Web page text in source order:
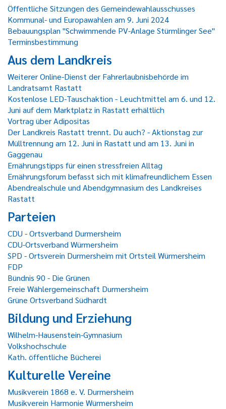
Öffentliche Sitzungen des Gemeindewahlausschusses
Kommunal- und Europawahlen am 9. Juni 2024
Bebauungsplan "Schwimmende PV-Anlage Stürmlinger See"
Terminsbestimmung
Aus dem Landkreis
Weiterer Online-Dienst der Fahrerlaubnisbehörde im
Landratsamt Rastatt
Kostenlose LED-Tauschaktion - Leuchtmittel am 6. und 12.
Juni auf dem Marktplatz in Rastatt erhältlich
Vortrag über Adipositas
Der Landkreis Rastatt trennt. Du auch? - Aktionstag zur
Mülltrennung am 12. Juni in Rastatt und am 13. Juni in
Gaggenau
Ernährungstipps für einen stressfreien Alltag
Ernährungsforum befasst sich mit klimafreundlichem Essen
Abendrealschule und Abendgymnasium des Landkreises
Rastatt
Parteien
CDU - Ortsverband Durmersheim
CDU-Ortsverband Würmersheim
SPD - Ortsverein Durmersheim mit Ortsteil Würmersheim
FDP
Bündnis 90 - Die Grünen
Freie Wählergemeinschaft Durmersheim
Grüne Ortsverband Südhardt
Bildung und Erziehung
Wilhelm-Hausenstein-Gymnasium
Volkshochschule
Kath. öffentliche Bücherei
Kulturelle Vereine
Musikverein 1868 e. V. Durmersheim
Musikverein Harmonie Würmersheim